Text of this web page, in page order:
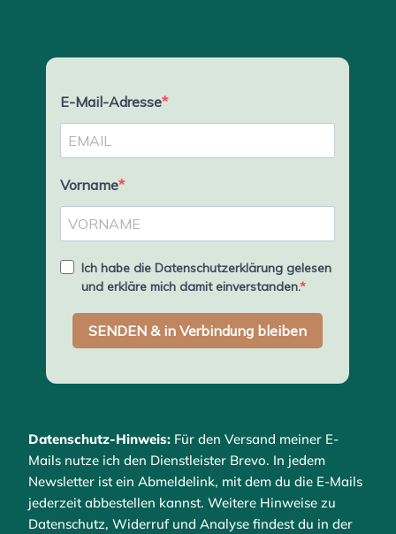
Datenschutz-Hinweis: Für den Versand meiner E-
Mails nutze ich den Dienstleister Brevo. In jedem
Newsletter ist ein Abmeldelink, mit dem du die E-Mails
jederzeit abbestellen kannst. Weitere Hinweise zu
Datenschutz, Widerruf und Analyse findest du in der